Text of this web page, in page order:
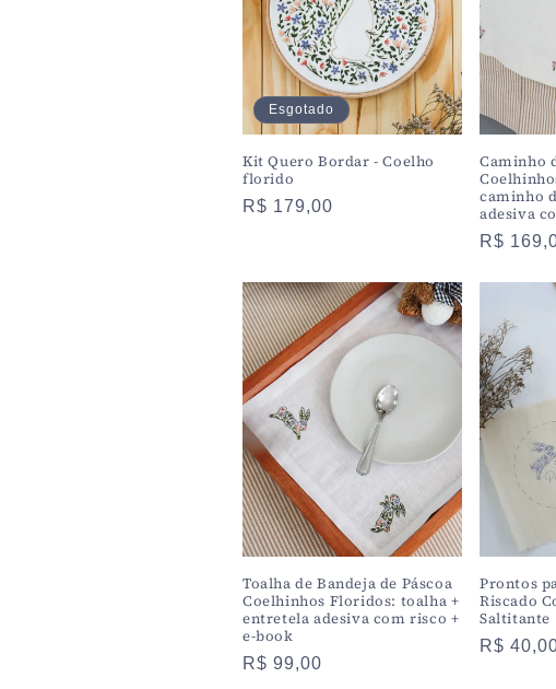
Esgotado
Kit Quero Bordar - Coelho
florido
Preço
R$ 179,00
Caminho
caminho
adesiva
Preço
R$
Toalha de Bandeja de Páscoa
Coelhinhos Floridos: toalha +
entretela adesiva com risco +
e-book
Preço
R$ 99,00
Prontos
Riscado
Saltitante
Preço
R$